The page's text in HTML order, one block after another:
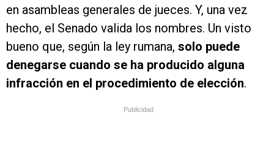
en asambleas generales de jueces. Y, una vez
hecho, el Senado valida los nombres. Un visto
bueno que, según la ley rumana, solo puede
denegarse cuando se ha producido alguna
infracción en el procedimiento de elección.
Publicidad